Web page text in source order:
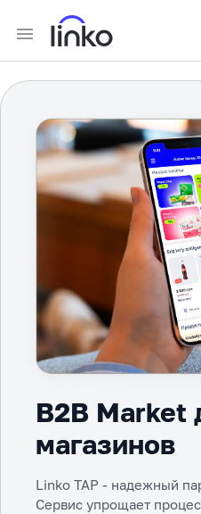
B2B Market
магазинов
Linko TAP - надежный
Сервис упрощает